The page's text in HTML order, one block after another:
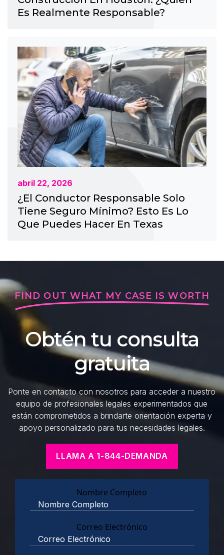
Es Realmente Responsable?
abril 22, 2026
¿El Conductor Responsable Solo
Tiene Seguro Mínimo? Esto Es Lo
Que Puedes Hacer En Texas
FIND OUT WHAT MY CASE IS WORTH
Obtén tu consulta
gratuita
Ponte en contacto con nosotros para acceder a nuestro
equipo de profesionales legales experimentados que
están comprometidos a brindarte orientación experta y
apoyo personalizado para tus necesidades legales.
LLAMA A 1-844-DEMANDA
Nombre Completo
Correo Electrónico